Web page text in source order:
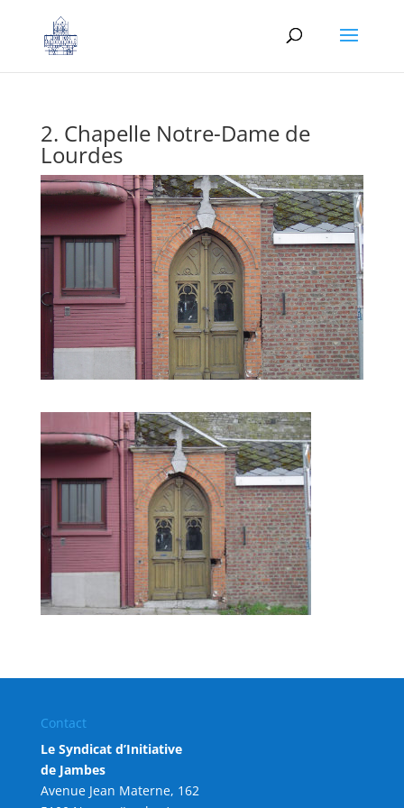
2. Chapelle Notre-Dame de
Lourdes
Contact
Le Syndicat d’Initiative
de Jambes
Avenue Jean Materne, 162